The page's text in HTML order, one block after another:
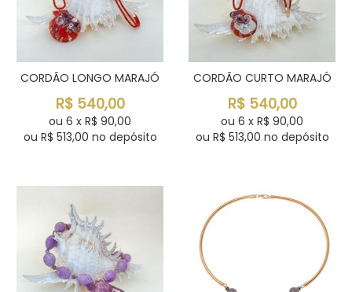
CORDÃO LONGO MARAJÓ
R$ 540,00
ou 6 x R$ 90,00
ou R$ 513,00 no depósito
CORDÃO CURTO MARAJÓ
R$ 540,00
ou 6 x R$ 90,00
ou R$ 513,00 no depósito